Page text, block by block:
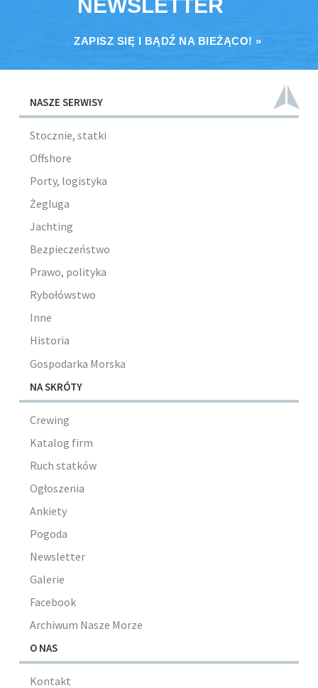
NEWSLETTER
ZAPISZ SIĘ I BĄDŹ NA BIEŻĄCO! »
NASZE SERWISY
Stocznie, statki
Offshore
Porty, logistyka
Żegluga
Jachting
Bezpieczeństwo
Prawo, polityka
Rybołówstwo
Inne
Historia
Gospodarka Morska
NA SKRÓTY
Crewing
Katalog firm
Ruch statków
Ogłoszenia
Ankiety
Pogoda
Newsletter
Galerie
Facebook
Archiwum Nasze Morze
O NAS
Kontakt